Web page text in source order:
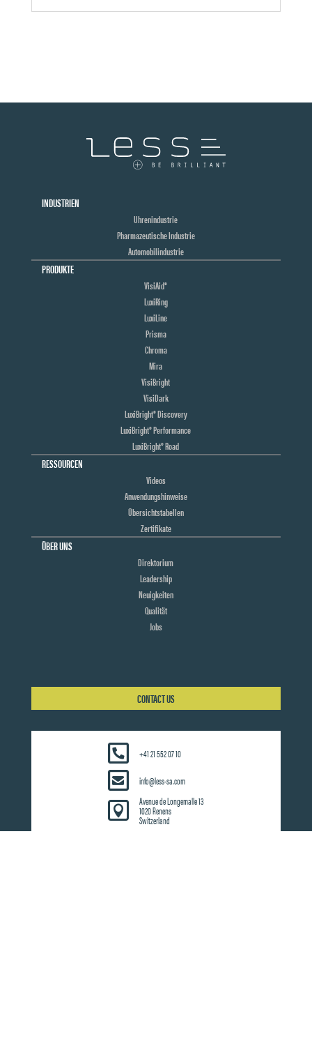
INDUSTRIEN
Uhrenindustrie
Pharmazeutische Industrie
Automobilindustrie
PRODUKTE
VisiAid®
LuxiRing
LuxiLine
Prisma
Chroma
Mira
VisiBright
VisiDark
LuxiBright® Discovery
LuxiBright® Performance
LuxiBright® Road
RESSOURCEN
Videos
Anwendungshinweise
Übersichtstabellen
Zertifikate
ÜBER UNS
Direktorium
Leadership
Neuigkeiten
Qualität
Jobs
CONTACT US
+41 21 552 07 10
info@less-sa.com

Avenue de Longemalle 13
1020 Renens
Switzerland